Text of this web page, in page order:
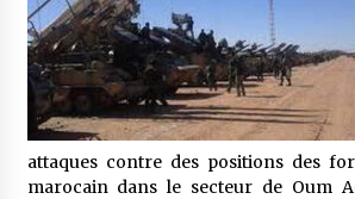
Le bouc de l’Au-delà
5 ans ago
Le monstrueux vieillard (Un récit du Sud
algérien)
5 ans ago
attaques contre des positions des
marocain dans le secteur de Oum